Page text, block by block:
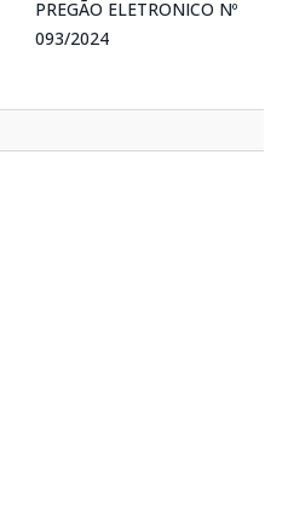
PREGÃO ELETRONICO Nº
093/2024